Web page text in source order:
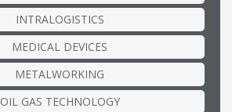
INTRALOGISTICS
MEDICAL DEVICES
METALWORKING
OIL GAS TECHNOLOGY